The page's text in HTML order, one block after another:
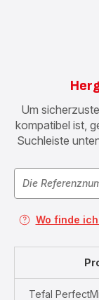
Um
kompatibel ist,
Suchleiste
Wo finde
Tefal